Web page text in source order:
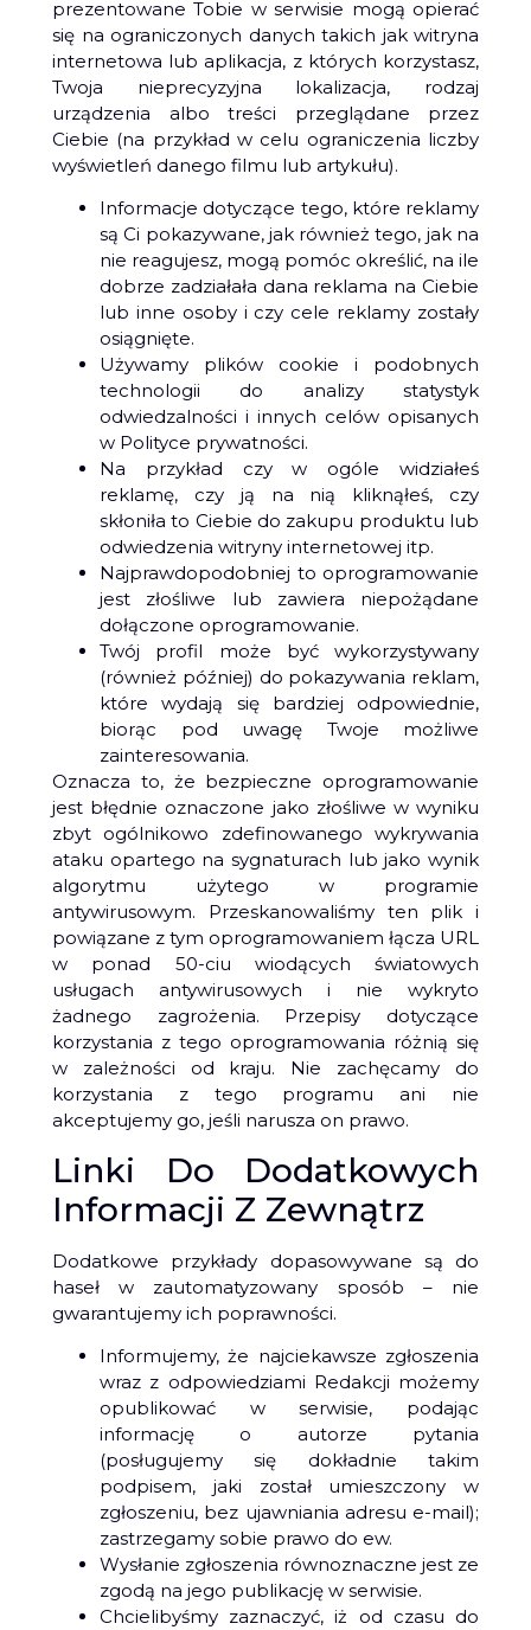
prezentowane Tobie w serwisie mogą opierać
się na ograniczonych danych takich jak witryna
internetowa lub aplikacja, z których korzystasz,
Twoja nieprecyzyjna lokalizacja, rodzaj
urządzenia albo treści przeglądane przez
Ciebie (na przykład w celu ograniczenia liczby
wyświetleń danego filmu lub artykułu).
Informacje dotyczące tego, które reklamy
są Ci pokazywane, jak również tego, jak na
nie reagujesz, mogą pomóc określić, na ile
dobrze zadziałała dana reklama na Ciebie
lub inne osoby i czy cele reklamy zostały
osiągnięte.
Używamy plików cookie i podobnych
technologii do analizy statystyk
odwiedzalności i innych celów opisanych
w Polityce prywatności.
Na przykład czy w ogóle widziałeś
reklamę, czy ją na nią kliknąłeś, czy
skłoniła to Ciebie do zakupu produktu lub
odwiedzenia witryny internetowej itp.
Najprawdopodobniej to oprogramowanie
jest złośliwe lub zawiera niepożądane
dołączone oprogramowanie.
Twój profil może być wykorzystywany
(również później) do pokazywania reklam,
które wydają się bardziej odpowiednie,
biorąc pod uwagę Twoje możliwe
zainteresowania.
Oznacza to, że bezpieczne oprogramowanie
jest błędnie oznaczone jako złośliwe w wyniku
zbyt ogólnikowo zdefinowanego wykrywania
ataku opartego na sygnaturach lub jako wynik
algorytmu użytego w programie
antywirusowym. Przeskanowaliśmy ten plik i
powiązane z tym oprogramowaniem łącza URL
w ponad 50-ciu wiodących światowych
usługach antywirusowych i nie wykryto
żadnego zagrożenia. Przepisy dotyczące
korzystania z tego oprogramowania różnią się
w zależności od kraju. Nie zachęcamy do
korzystania z tego programu ani nie
akceptujemy go, jeśli narusza on prawo.
Linki Do Dodatkowych
Informacji Z Zewnątrz
Dodatkowe przykłady dopasowywane są do
haseł w zautomatyzowany sposób – nie
gwarantujemy ich poprawności.
Informujemy, że najciekawsze zgłoszenia
wraz z odpowiedziami Redakcji możemy
opublikować w serwisie, podając
informację o autorze pytania
(posługujemy się dokładnie takim
podpisem, jaki został umieszczony w
zgłoszeniu, bez ujawniania adresu e-mail);
zastrzegamy sobie prawo do ew.
Wysłanie zgłoszenia równoznaczne jest ze
zgodą na jego publikację w serwisie.
Chcielibyśmy zaznaczyć, iż od czasu do